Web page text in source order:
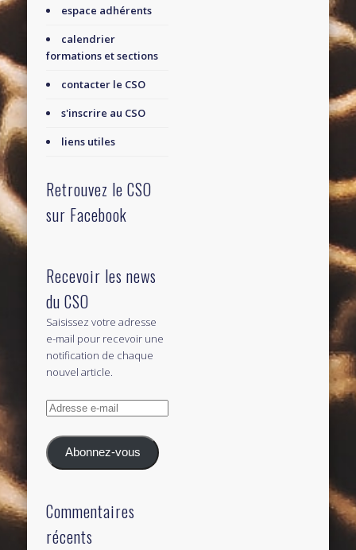
espace adhérents
calendrier
formations et sections
contacter le CSO
s'inscrire au CSO
liens utiles
Retrouvez le CSO
sur Facebook
Recevoir les news
du CSO
Saisissez votre adresse
e-mail pour recevoir une
notification de chaque
nouvel article.
Adresse
mail
Abonnez-vous
Commentaires
récents